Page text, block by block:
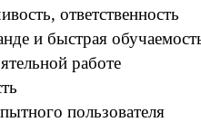
ответственность
и быстрая
работе
пользователя